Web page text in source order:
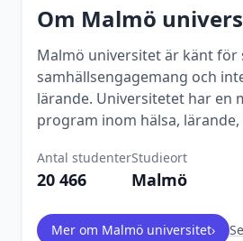
Om Malmö
Malmö universitet är känt för
samhällsengagemang och
lärande. Universitetet har en
program inom hälsa,
Antal studenter
20 466
Studieort
Malmö
Mer om Malmö universitet›